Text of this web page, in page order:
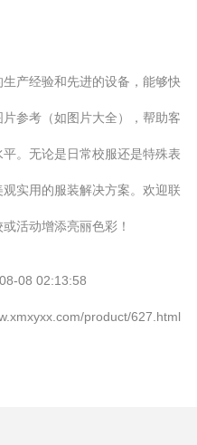
产经验和先进的设备，能够快
参考（如图片大全），帮助客
。无论是日常校服还是特殊表
实用的服装解决方案。欢迎联
活动增添亮丽色彩！
08 02:13:58
product/627.html